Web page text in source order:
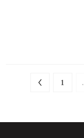
1